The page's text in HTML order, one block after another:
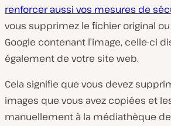
renforcer aussi vos mesures de
vous supprimez le fichier original
Google contenant l’image, celle-ci
également de votre site web.
Cela signifie que vous devez
images que vous avez copiées et
manuellement à la médiathèque de